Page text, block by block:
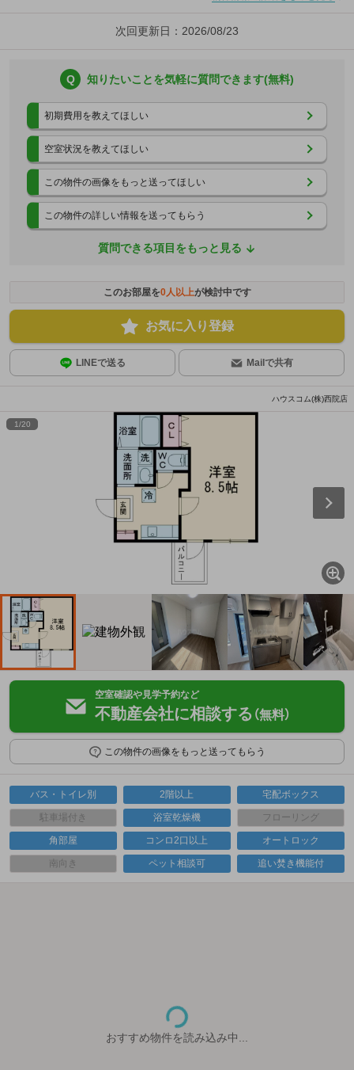
次回更新日：2026/08/23
Q 知りたいことを気軽に質問できます(無料)
初期費用を教えてほしい
空室状況を教えてほしい
この物件の画像をもっと送ってほしい
この物件の詳しい情報を送ってもらう
質問できる項目をもっと見る
このお部屋を0人以上が検討中です
お気に入り登録
LINEで送る Mailで共有
ハウスコム(株)西院店
1/20
空室確認や見学予約など
不動産会社に相談する （無料）
この物件の画像をもっと送ってもらう
バス・トイレ別 2階以上 宅配ボックス
駐車場付き 浴室乾燥機 フローリング
角部屋 コンロ2口以上 オートロック
南向き ペット相談可 追い焚き機能付
おすすめ物件を読み込み中...